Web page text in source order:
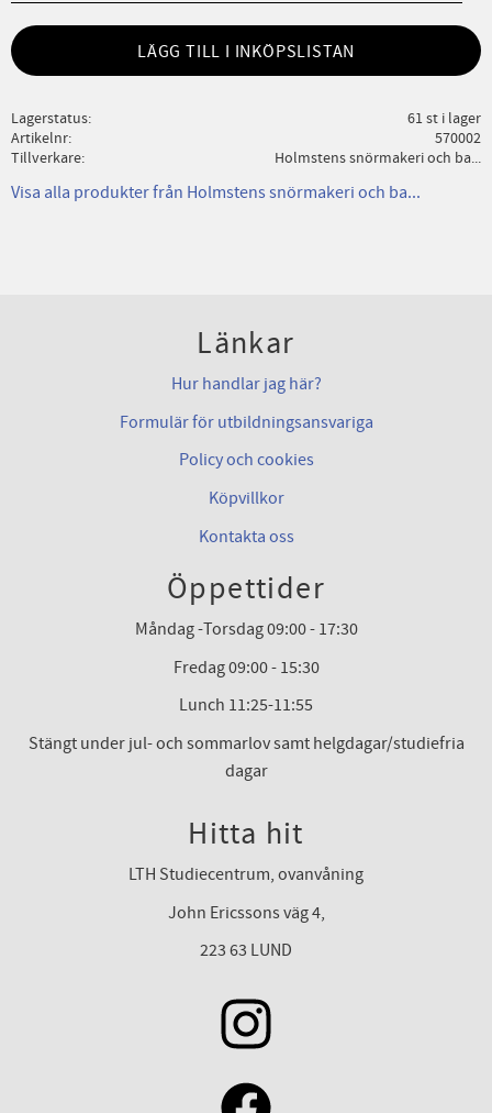
LÄGG TILL I INKÖPSLISTAN
Lagerstatus
61 st i lager
Artikelnr
570002
Tillverkare
Holmstens snörmakeri och ba...
Visa alla produkter från Holmstens snörmakeri och ba...
Länkar
Hur handlar jag här?
Formulär för utbildningsansvariga
Policy och cookies
Köpvillkor
Kontakta oss
Öppettider
Måndag -Torsdag 09:00 - 17:30
Fredag 09:00 - 15:30
Lunch 11:25-11:55
Stängt under jul- och sommarlov samt helgdagar/studiefria
dagar
Hitta hit
LTH Studiecentrum, ovanvåning
John Ericssons väg 4,
223 63 LUND